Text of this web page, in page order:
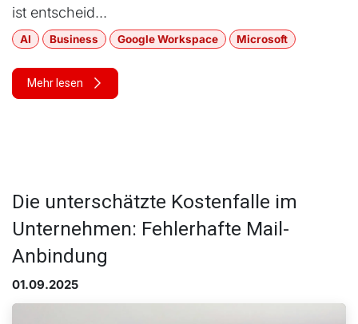
ist entscheid...
AI Business Google Workspace Microsoft
Mehr lesen
Die unterschätzte Kostenfalle im
Unternehmen: Fehlerhafte Mail-
Anbindung
01.09.2025